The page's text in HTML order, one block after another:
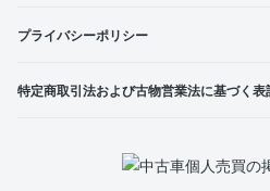
プライバシーポリシー
特定商取引法および古物営業法に基づく表